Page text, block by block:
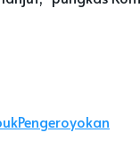
Pengeroyokan